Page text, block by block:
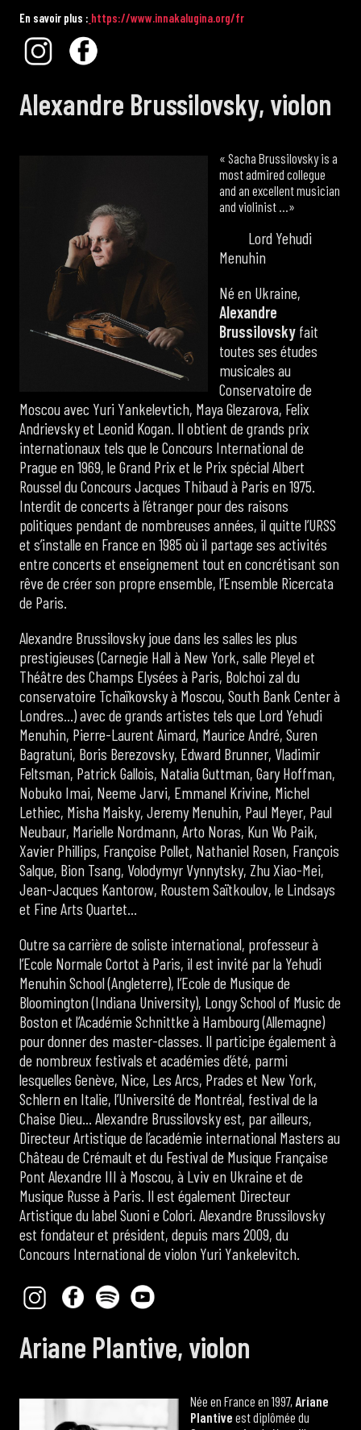
En savoir plus : https://www.innakalugina.org/fr
Alexandre Brussilovsky, violon
« Sacha Brussilovsky is a
most admired collegue
and an excellent musician
and violinist …»
Lord Yehudi
Menuhin
Né en Ukraine,
Alexandre
Brussilovsky fait
toutes ses études
musicales au
Conservatoire de
Moscou avec Yuri Yankelevtich, Maya Glezarova, Felix
Andrievsky et Leonid Kogan. Il obtient de grands prix
internationaux tels que le Concours International de
Prague en 1969, le Grand Prix et le Prix spécial Albert
Roussel du Concours Jacques Thibaud à Paris en 1975.
Interdit de concerts à l’étranger pour des raisons
politiques pendant de nombreuses années, il quitte l’URSS
et s’installe en France en 1985 où il partage ses activités
entre concerts et enseignement tout en concrétisant son
rêve de créer son propre ensemble, l’Ensemble Ricercata
de Paris.
Alexandre Brussilovsky joue dans les salles les plus
prestigieuses (Carnegie Hall à New York, salle Pleyel et
Théâtre des Champs Elysées à Paris, Bolchoi zal du
conservatoire Tchaïkovsky à Moscou, South Bank Center à
Londres…) avec de grands artistes tels que Lord Yehudi
Menuhin, Pierre-Laurent Aimard, Maurice André, Suren
Bagratuni, Boris Berezovsky, Edward Brunner, Vladimir
Feltsman, Patrick Gallois, Natalia Guttman, Gary Hoffman,
Nobuko Imai, Neeme Jarvi, Emmanel Krivine, Michel
Lethiec, Misha Maisky, Jeremy Menuhin, Paul Meyer, Paul
Neubaur, Marielle Nordmann, Arto Noras, Kun Wo Paik,
Xavier Phillips, Françoise Pollet, Nathaniel Rosen, François
Salque, Bion Tsang, Volodymyr Vynnytsky, Zhu Xiao-Mei,
Jean-Jacques Kantorow, Roustem Saïtkoulov, le Lindsays
et Fine Arts Quartet…
Outre sa carrière de soliste international, professeur à
l’Ecole Normale Cortot à Paris, il est invité par la Yehudi
Menuhin School (Angleterre), l’Ecole de Musique de
Bloomington (Indiana University), Longy School of Music de
Boston et l’Académie Schnittke à Hambourg (Allemagne)
pour donner des master-classes. Il participe également à
de nombreux festivals et académies d’été, parmi
lesquelles Genève, Nice, Les Arcs, Prades et New York,
Schlern en Italie, l’Université de Montréal, festival de la
Chaise Dieu… Alexandre Brussilovsky est, par ailleurs,
Directeur Artistique de l’académie international Masters au
Château de Crémault et du Festival de Musique Française
Pont Alexandre III à Moscou, à Lviv en Ukraine et de
Musique Russe à Paris. Il est également Directeur
Artistique du label Suoni e Colori. Alexandre Brussilovsky
est fondateur et président, depuis mars 2009, du
Concours International de violon Yuri Yankelevitch.
Ariane Plantive, violon
Née en France en 1997, Ariane
Plantive est diplômée du